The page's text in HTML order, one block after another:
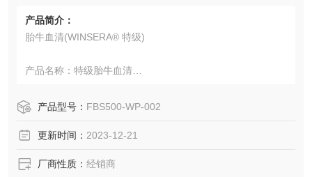
产品简介：
胎牛血清(WINSERA® 特级)
产品名称：特级胎牛血清
品牌：WINSERA®
货号：FBS500-WP-002
规格：500ml
产品型号： FBS500-WP-002
更新时间： 2023-12-21
厂商性质： 经销商